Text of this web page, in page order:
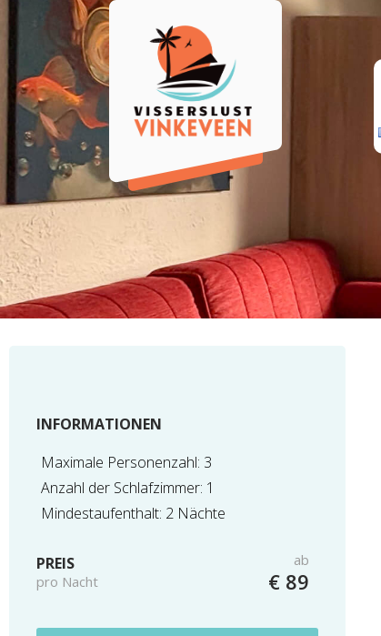
INFORMATIONEN
Maximale Personenzahl: 3
Anzahl der Schlafzimmer: 1
Mindestaufenthalt: 2 Nächte
PREIS
pro Nacht
ab
€ 89